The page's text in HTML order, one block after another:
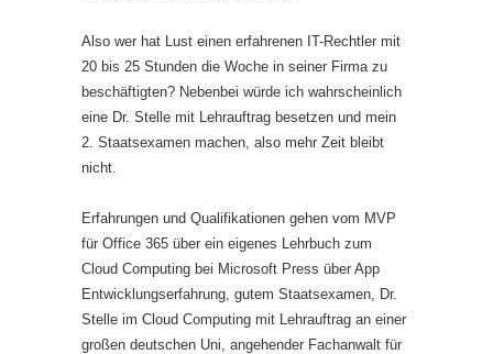
Also wer hat Lust einen erfahrenen IT-Rechtler mit
20 bis 25 Stunden die Woche in seiner Firma zu
beschäftigten? Nebenbei würde ich wahrscheinlich
eine Dr. Stelle mit Lehrauftrag besetzen und mein
2. Staatsexamen machen, also mehr Zeit bleibt
nicht.
Erfahrungen und Qualifikationen gehen vom MVP
für Office 365 über ein eigenes Lehrbuch zum
Cloud Computing bei Microsoft Press über App
Entwicklungserfahrung, gutem Staatsexamen, Dr.
Stelle im Cloud Computing mit Lehrauftrag an einer
großen deutschen Uni, angehender Fachanwalt für